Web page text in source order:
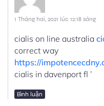
1 Tháng hai, 2021 lúc 12:18 sáng
cialis on line australia
correct way
https://
cialis in davenport fl ’
Bình luận